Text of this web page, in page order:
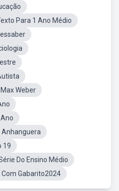
Para 1 Ano Médio
Weber
Anhanguera
19
Do Ensino Médio
Com Gabarito2024